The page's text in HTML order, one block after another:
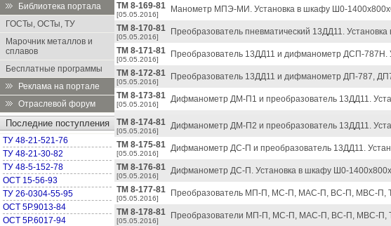
Библиотека портала
ГОСТы, ОСТы, ТУ
Марочник металлов и
сплавов
Бесплатные программы
Реклама на портале
Отраслевой форум
Последние поступления
ТУ 48-21-521-76
ТУ 48-21-30-82
ТУ 48-5-152-78
ОСТ 15-56-93
ТУ 26-0304-55-95
ОСТ 5Р.9013-84
ОСТ 5Р.6017-94
ТМ 8-169-81
[05.05.2016]
Манометр МПЭ-МИ. Установка в шкафу Ш0-
ТМ 8-170-81
[05.05.2016]
Преобразователь пневматический 13ДД11.
ТМ 8-171-81
[05.05.2016]
Преобразователь 13ДД11 и дифманометр ДСП-787Н.
ТМ 8-172-81
[05.05.2016]
Преобразователь 13ДД11 и дифманометр ДП-787,
ТМ 8-173-81
[05.05.2016]
Дифманометр ДМ-П1 и преобразователь 13ДД11.
ТМ 8-174-81
[05.05.2016]
Дифманометр ДМ-П2 и преобразователь 13ДД11.
ТМ 8-175-81
[05.05.2016]
Дифманометр ДС-П и преобразователь 13ДД11.
ТМ 8-176-81
[05.05.2016]
Дифманометр ДС-П. Установка в шкафу Ш0-
ТМ 8-177-81
[05.05.2016]
Преобразователь МП-П, МС-П, МАС-П, ВС-П, МВС-П,
ТМ 8-178-81
[05.05.2016]
Преобразователи МП-П, МС-П, МАС-П, ВС-П, МВС-П,